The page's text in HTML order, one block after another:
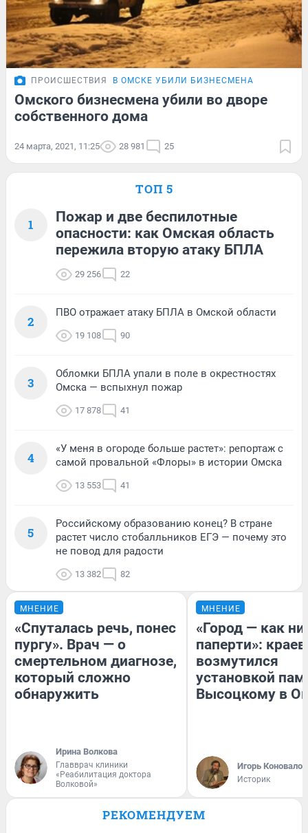
ПРОИСШЕСТВИЯ В ОМСКЕ УБИЛИ БИЗНЕСМЕНА
Омского бизнесмена убили во дворе
собственного дома
24 марта, 2021, 11:25 28 981 25
ТОП 5
1
Пожар и две беспилотные
опасности: как Омская область
пережила вторую атаку БПЛА
29 256 22
2
ПВО отражает атаку БПЛА в Омской области
19 108 90
3
Обломки БПЛА упали в поле в окрестностях
Омска — вспыхнул пожар
17 878 41
4
«У меня в огороде больше растет»: репортаж с
самой провальной «Флоры» в истории Омска
13 553 41
5
Российскому образованию конец? В стране
растет число стобалльников ЕГЭ — почему это
не повод для радости
13 382 82
МНЕНИЕ
«Спуталась речь, понес
пургу». Врач — о
смертельном диагнозе,
который сложно
обнаружить
Ирина Волкова
Главврач клиники
«Реабилитация доктора
Волковой»
МНЕНИЕ
«Город — как
паперти»:
возмутился
установкой
Высоцкому в
Игорь Коновалов
Историк
РЕКОМЕНДУЕМ